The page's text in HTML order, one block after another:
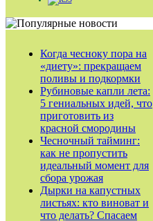
Когда чесноку пора на
«диету»: прекращаем
поливы и подкормки
Рубиновые капли лета:
5 гениальных идей, что
приготовить из
красной смородины
Чесночный тайминг:
как не пропустить
идеальный момент для
сбора урожая
Дырки на капустных
листьях: кто виноват и
что делать? Спасаем